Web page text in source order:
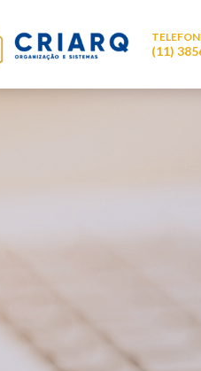
(11)